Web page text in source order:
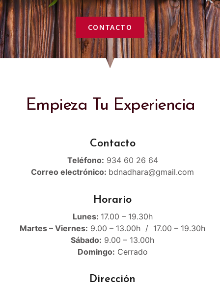
CONTACTO
Empieza Tu Experiencia
Contacto
Teléfono: 934 60 26 64
Correo electrónico: bdnadhara@gmail.com
Horario
Lunes: 17.00 – 19.30h
Martes – Viernes: 9.00 – 13.00h / 17.00 – 19.30h
Sábado: 9.00 – 13.00h
Domingo: Cerrado
Dirección